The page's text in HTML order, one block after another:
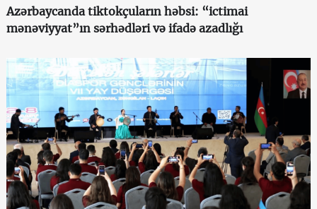
Azərbaycanda tiktokçuların həbsi: “ictimai
mənəviyyat”ın sərhədləri və ifadə azadlığı